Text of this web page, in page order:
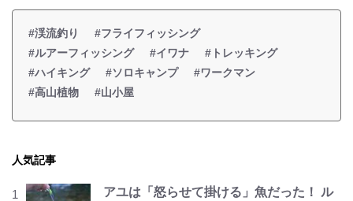
#渓流釣り
#フライフィッシング
#ルアーフィッシング
#イワナ
#トレッキング
#ハイキング
#ソロキャンプ
#ワークマン
#高山植物
#山小屋
人気記事
アユは「怒らせて掛ける」魚だった！ ル